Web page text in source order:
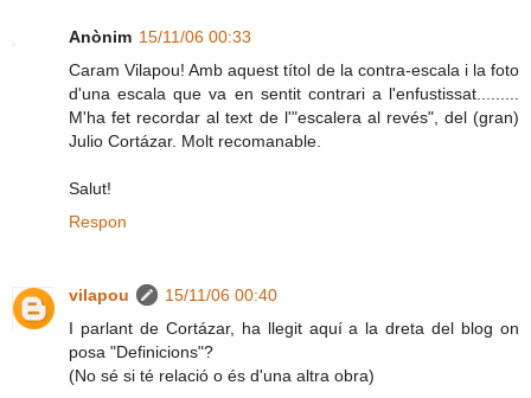
Anònim 15/11/06 00:33
Caram Vilapou! Amb aquest títol de la contra-escala i la foto
d'una escala que va en sentit contrari a l'enfustissat.........
M'ha fet recordar al text de l'"escalera al revés", del (gran)
Julio Cortázar. Molt recomanable.
Salut!
Respon
vilapou
15/11/06 00:40
I parlant de Cortázar, ha llegit aquí a la dreta del blog on
posa "Definicions"?
(No sé si té relació o és d'una altra obra)